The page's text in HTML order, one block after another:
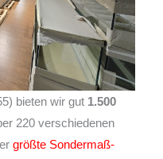
bieten wir gut 1.500
220 verschiedenen
größte Sondermaß-